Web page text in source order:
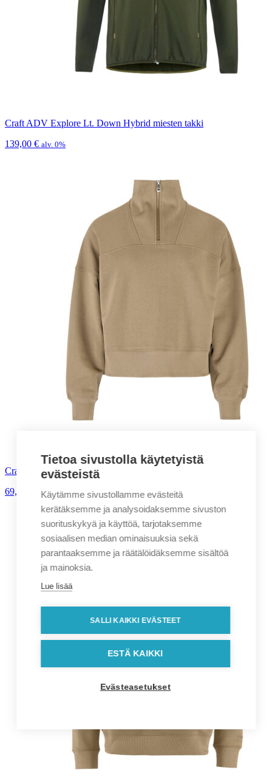
Craft ADV Explore Lt. Down Hybrid miesten takki
139,00 € alv. 0%
Craft Frequent HZ Sweatshirt naisten collegepaita
69,00
alv. 0%
Tietoa sivustolla käytetyistä
evästeistä
Käytämme sivustollamme evästeitä
kerätäksemme ja analysoidaksemme sivuston
suorituskykyä ja käyttöä, tarjotaksemme
sosiaalisen median ominaisuuksia sekä
parantaaksemme ja räätälöidäksemme sisältöä
ja mainoksia.
Lue lisää
SALLI KAIKKI EVÄSTEET
ESTÄ KAIKKI
Evästeasetukset